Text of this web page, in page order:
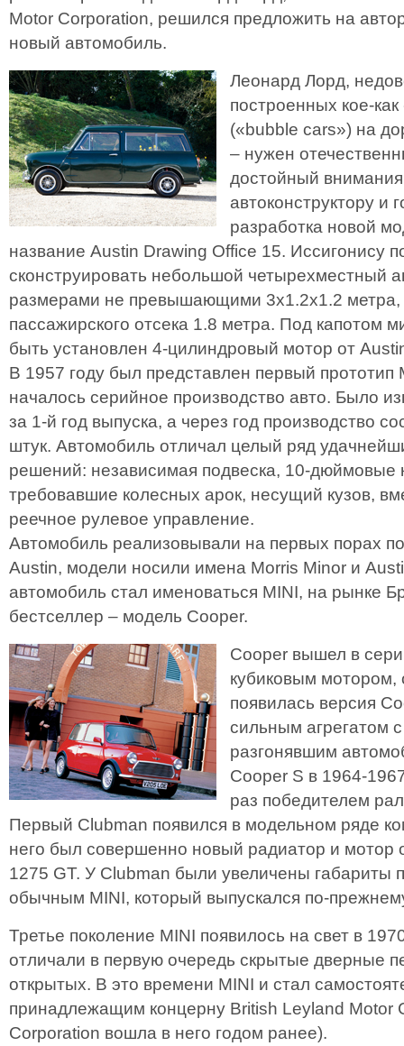
Motor Corporation, решился предложить на
новый автомобиль.
Леонард Лорд,
построенных кое-
(«bubble cars») на
– нужен
достойный
автоконструктору и
разработка новой
название Austin Drawing Office 15. Иссигонису
сконструировать небольшой четырехместный
размерами не превышающими 3х1.2х1.2 метра,
пассажирского отсека 1.8 метра. Под капотом
быть установлен 4-цилиндровый мотор от
В 1957 году был представлен первый прототип
началось серийное производство авто. Было
за 1-й год выпуска, а через год производство
штук. Автомобиль отличал целый ряд
решений: независимая подвеска, 10-дюймовые
требовавшие колесных арок, несущий кузов,
реечное рулевое управление.
Автомобиль реализовывали на первых порах
Austin, модели носили имена Morris Minor и
автомобиль стал именоваться MINI, на рынке
бестселлер – модель Cooper.
Cooper вышел в
кубиковым мотором,
появилась версия
сильным агрегатом
разгонявшим
Cooper S в 1964-
раз победителем
Первый Clubman появился в модельном ряде
него был совершенно новый радиатор и мотор
1275 GT. У Clubman были увеличены габариты
обычным MINI, который выпускался по-
Третье поколение MINI появилось на свет в
отличали в первую очередь скрытые дверные
открытых. В это времени MINI и стал
принадлежащим концерну British Leyland Motor
Corporation вошла в него годом ранее).